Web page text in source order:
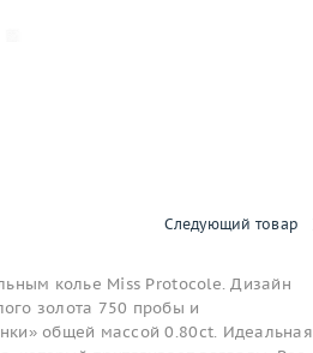
Следующий товар
колье Miss Protocole. Дизайн
золота 750 пробы и
общей массой 0.80ct. Идеальная